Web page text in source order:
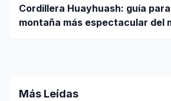
Cordillera Huayhuash: guía
montaña más espectacular del
Más Leídas